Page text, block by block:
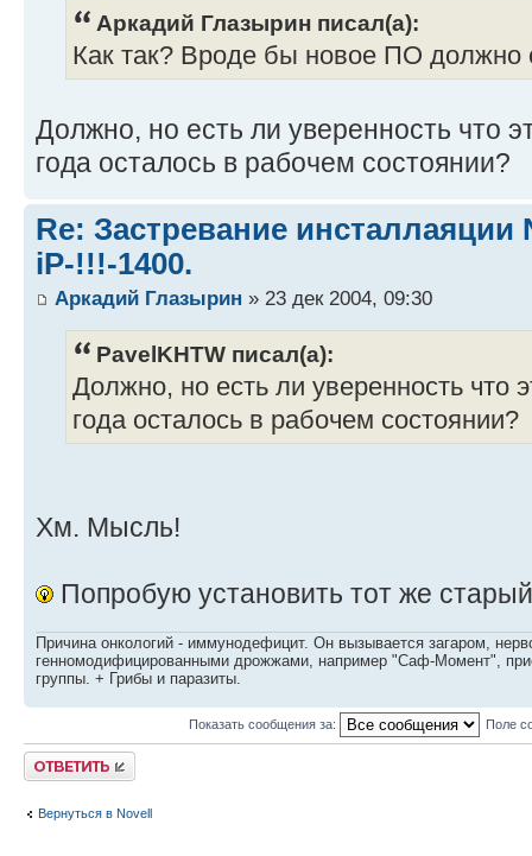
Аркадий Глазырин писал(а):
Как так? Вроде бы новое ПО должно
Должно, но есть ли уверенность что
года осталось в рабочем состоянии?
Re: Застревание инсталлаяции
iP-!!!-1400.
Аркадий Глазырин » 23 дек 2004, 09:30
PavelKHTW писал(а):
Должно, но есть ли уверенность что
года осталось в рабочем состоянии?
Хм. Мысль!
Попробую установить тот же
Причина онкологий - иммунодефицит. Он вызывается загаром,
генномодифицированными дрожжами, например "Саф-Момент",
группы. + Грибы и паразиты.
Показать сообщения за: Поле
Ответить
Вернуться в Novell